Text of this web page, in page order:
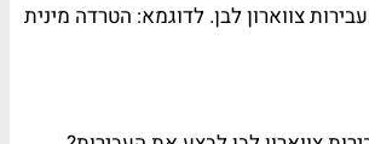
צווארון לבן. לדוגמא: הטרדה מינית